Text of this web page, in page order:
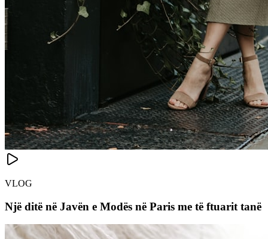
VLOG
Një ditë në Javën e Modës në Paris me të ftuarit tanë